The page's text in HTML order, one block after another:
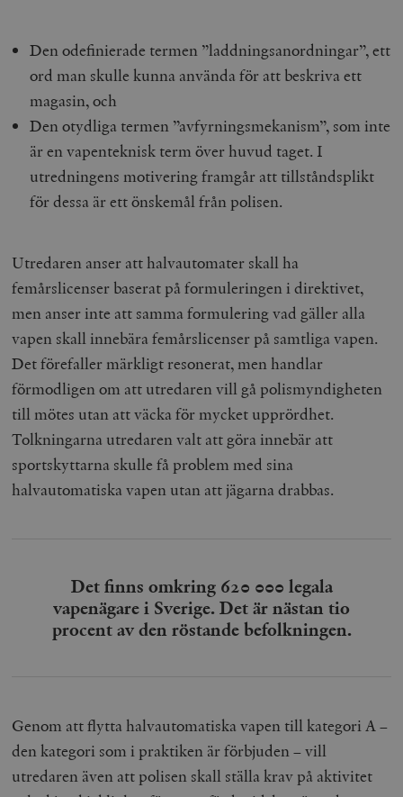
Den odefinierade termen ”laddningsanordningar”, ett
ord man skulle kunna använda för att beskriva ett
magasin, och
Den otydliga termen ”avfyrningsmekanism”, som inte
är en vapenteknisk term över huvud taget. I
utredningens motivering framgår att tillståndsplikt
för dessa är ett önskemål från polisen.
Utredaren anser att halvautomater skall ha
femårslicenser baserat på formuleringen i direktivet,
men anser inte att samma formulering vad gäller alla
vapen skall innebära femårslicenser på samtliga vapen.
Det förefaller märkligt resonerat, men handlar
förmodligen om att utredaren vill gå polismyndigheten
till mötes utan att väcka för mycket upprördhet.
Tolkningarna utredaren valt att göra innebär att
sportskyttarna skulle få problem med sina
halvautomatiska vapen utan att jägarna drabbas.
Det finns omkring 620 000 legala
vapenägare i Sverige. Det är nästan tio
procent av den röstande befolkningen.
Genom att flytta halvautomatiska vapen till kategori A –
den kategori som i praktiken är förbjuden – vill
utredaren även att polisen skall ställa krav på aktivitet